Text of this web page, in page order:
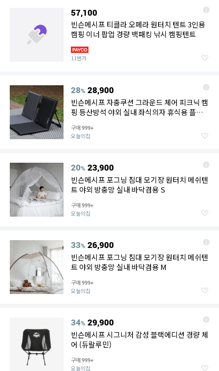
57,100
빈슨메시프 티클라 오페라 원터치 텐트 3인용
캠핑 이너 팝업 경량 백패킹 낚시 캠핑텐트
11번가
28% 28,900
빈슨메시프 자충쿠션 그라운드 체어 피크닉 캠
핑 등산방석 야외 실내 좌식의자 휴식용 플랫
구매999+
오늘의집
20% 23,900
빈슨메시프 포그닝 침대 모기장 원터치 메쉬텐
트 야외 방충망 실내 바닥겸용 S
구매999+
오늘의집
33% 26,900
빈슨메시프 포그닝 침대 모기장 원터치 메쉬텐
트 야외 방충망 실내 바닥겸용 M
구매999+
오늘의집
34% 29,900
빈슨메시프 시그니처 감성 블랙에디션 경량 체
어 (듀랄루민)
구매999+
오늘의집